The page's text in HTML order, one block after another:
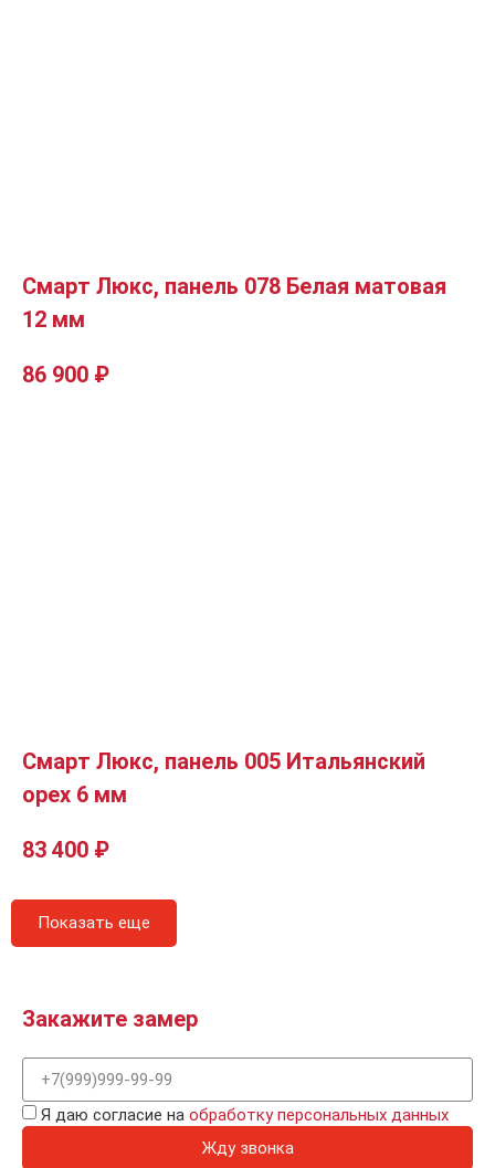
Смарт Люкс, панель 078 Белая матовая
12 мм
86 900 ₽
Смарт Люкс, панель 005 Итальянский
орех 6 мм
83 400 ₽
Показать еще
Закажите замер
Я даю согласие на обработку персональных данных
Жду звонка